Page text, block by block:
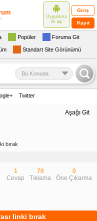
Uygulama
ile aç
Giriş
Kayıt
Popüler Foruma Git
Standart Site Görünümü
Bu Konuda
Twitter
Aşağı Git
bırak
1
Cevap
70
Tıklama
0
Öne Çıkarma
linki bırak